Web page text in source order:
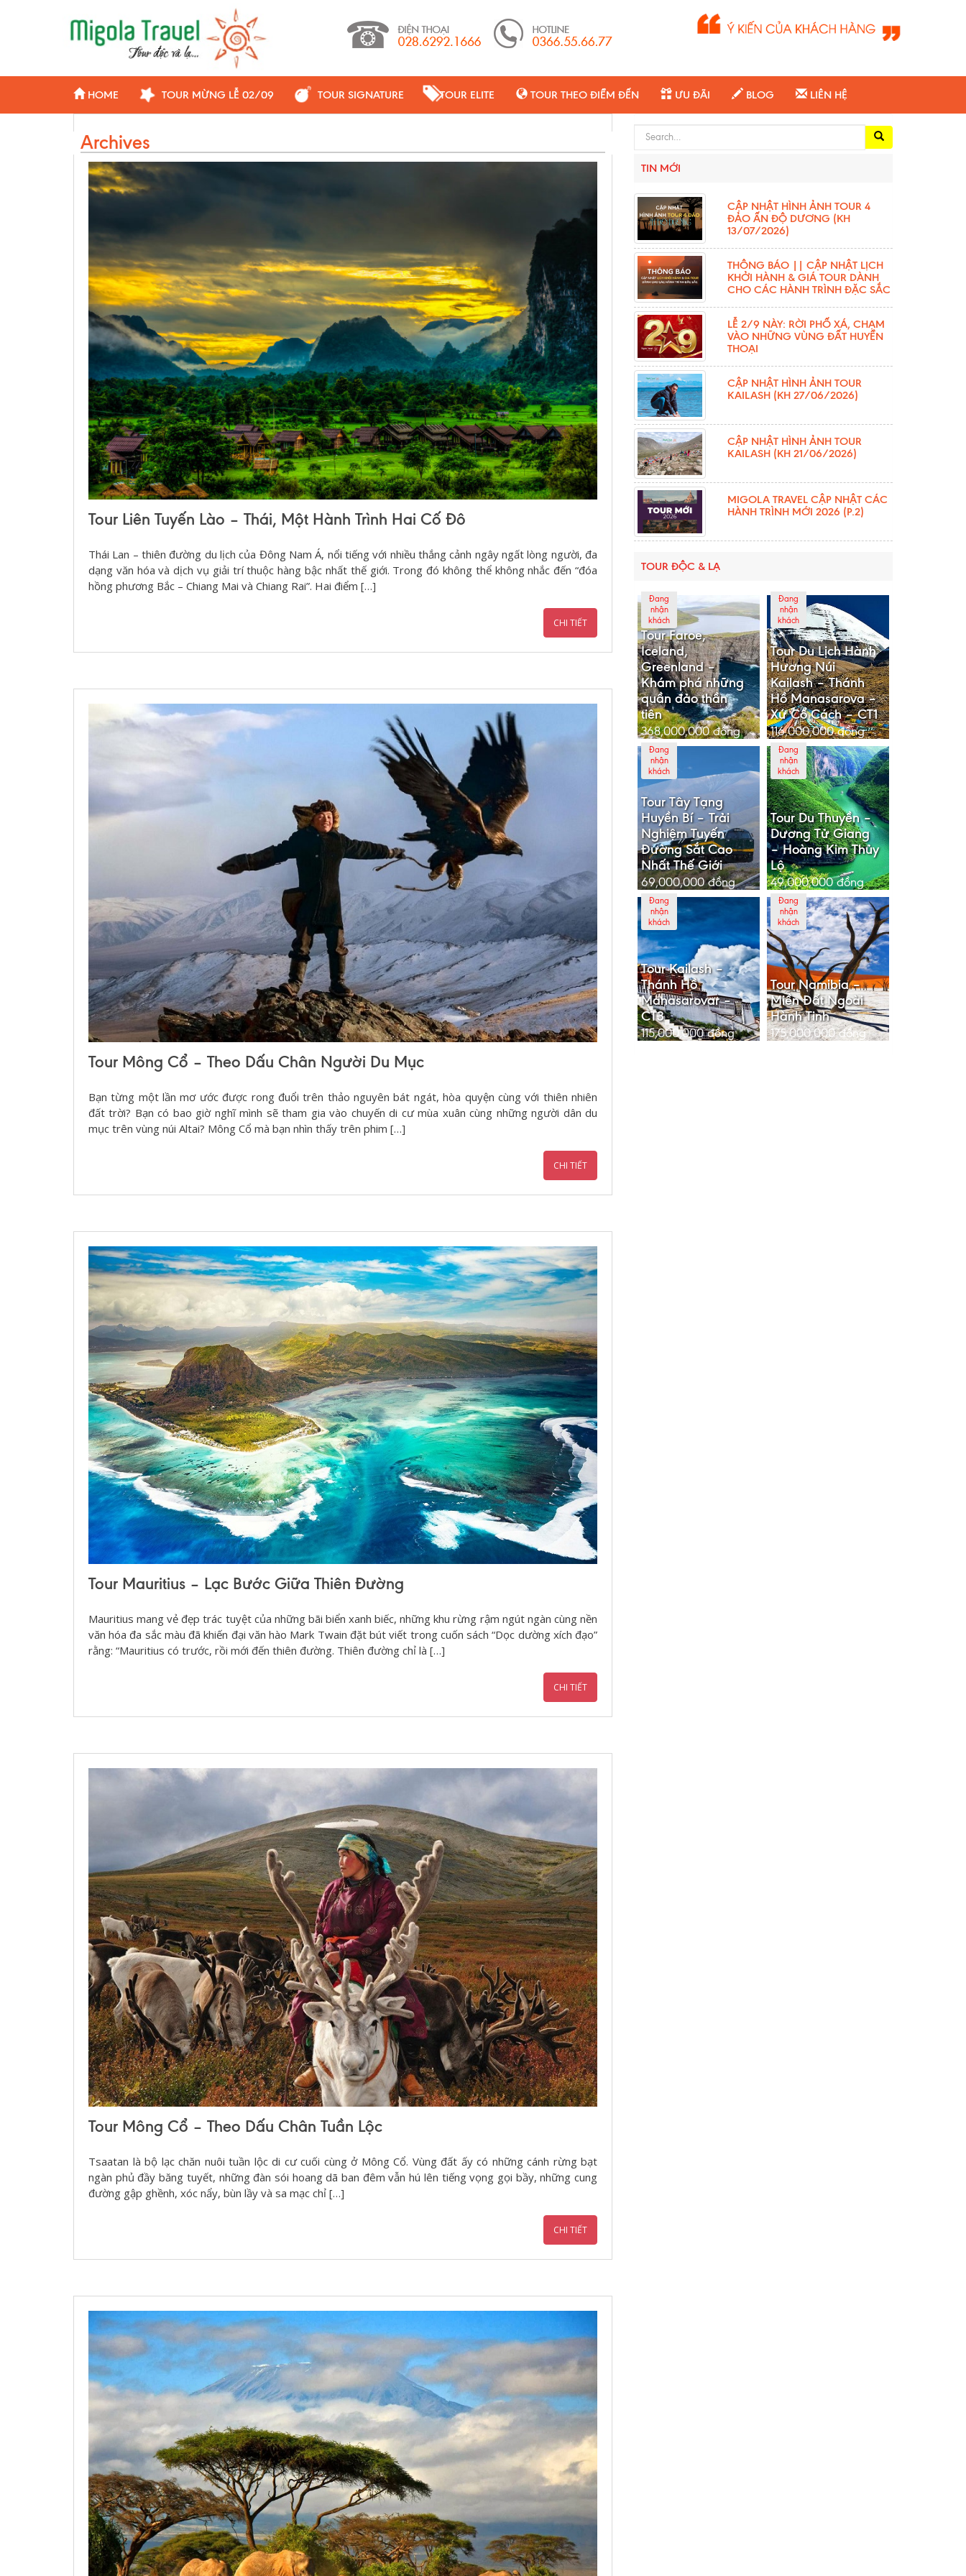
HOME TOUR MỪNG LỄ 02/09 TOUR SIGNATURE TOUR ELITE TOUR THEO ĐIỂM ĐẾN ƯU ĐÃI BLOG LIÊN HỆ
Archives
Tour Liên Tuyến Lào – Thái, Một Hành Trình Hai Cố Đô
Thái Lan – thiên đường du lịch của Đông Nam Á, nổi tiếng với nhiều thắng cảnh ngây ngất lòng người, đa
dạng văn hóa và dịch vụ giải trí thuộc hàng bậc nhất thế giới. Trong đó không thể không nhắc đến “đóa
hồng phương Bắc – Chiang Mai và Chiang Rai”. Hai điểm […]
CHI TIẾT
Tour Mông Cổ – Theo Dấu Chân Người Du Mục
Bạn từng một lần mơ ước được rong đuổi trên thảo nguyên bát ngát, hòa quyện cùng với thiên nhiên
đất trời? Bạn có bao giờ nghĩ mình sẽ tham gia vào chuyến di cư mùa xuân cùng những người dân du
mục trên vùng núi Altai? Mông Cổ mà bạn nhìn thấy trên phim […]
CHI TIẾT
Tour Mauritius – Lạc Bước Giữa Thiên Đường
Mauritius mang vẻ đẹp trác tuyệt của những bãi biển xanh biếc, những khu rừng rậm ngút ngàn cùng nền
văn hóa đa sắc màu đã khiến đại văn hào Mark Twain đặt bút viết trong cuốn sách “Dọc dường xích đạo”
rằng: “Mauritius có trước, rồi mới đến thiên đường. Thiên đường chỉ là […]
CHI TIẾT
Tour Mông Cổ – Theo Dấu Chân Tuần Lộc
Tsaatan là bộ lạc chăn nuôi tuần lộc di cư cuối cùng ở Mông Cổ. Vùng đất ấy có những cánh rừng bạt
ngàn phủ đầy băng tuyết, những đàn sói hoang dã ban đêm vẫn hú lên tiếng vọng gọi bầy, những cung
đường gập ghềnh, xóc nẩy, bùn lầy và sa mạc chỉ […]
CHI TIẾT
Search for:
TIN MỚI
CẬP NHẬT HÌNH ẢNH TOUR 4
ĐẢO ẤN ĐỘ DƯƠNG (KH
13/07/2026)
THÔNG BÁO || CẬP NHẬT LỊCH
KHỞI HÀNH & GIÁ TOUR DÀNH
CHO CÁC HÀNH TRÌNH ĐẶC SẮC
LỄ 2/9 NÀY: RỜI PHỐ XÁ, CHẠM
VÀO NHỮNG VÙNG ĐẤT HUYỀN
THOẠI
CẬP NHẬT HÌNH ẢNH TOUR
KAILASH (KH 27/06/2026)
CẬP NHẬT HÌNH ẢNH TOUR
KAILASH (KH 21/06/2026)
MIGOLA TRAVEL CẬP NHẬT CÁC
HÀNH TRÌNH MỚI 2026 (P.2)
TOUR ĐỘC & LẠ
Đang
nhận
khách
Tour Faroe,
Iceland,
Greenland –
Khám phá những
quần đảo thần
tiên
368,000,000đồng
Đang
nhận
khách
Tour Du Lịch Hành
Hương Núi
Kailash – Thánh
Hồ Manasarova –
Xứ Cổ Cách – CT1
116,000,000đồng
Đang
nhận
khách
Tour Tây Tạng
Huyền Bí – Trải
Nghiệm Tuyến
Đường Sắt Cao
Nhất Thế Giới
69,000,000đồng
Đang
nhận
khách
Tour Du Thuyền –
Dương Tử Giang
– Hoàng Kim Thủy
Lộ
49,000,000đồng
Đang
nhận
khách
Tour Kailash –
Thánh Hồ
Manasarovar –
CT3
115,000,000đồng
Đang
nhận
khách
Tour Namibia –
Miền Đất Ngoài
Hành Tinh
175,000,000đồng